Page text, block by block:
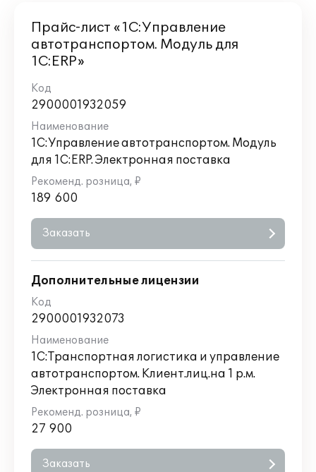
Прайс-лист «1С:Управление
автотранспортом. Модуль для
1С:ERP»
2900001932059
1С:Управление автотранспортом. Модуль
для 1С:ERP. Электронная поставка
189 600
Заказать
Дополнительные лицензии
2900001932073
1С:Транспортная логистика и управление
автотранспортом. Клиент.лиц.на 1 р.м.
Электронная поставка
27 900
Заказать